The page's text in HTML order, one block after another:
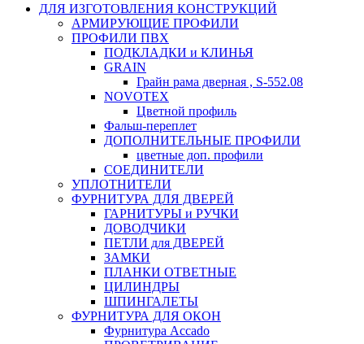
ДЛЯ ИЗГОТОВЛЕНИЯ КОНСТРУКЦИЙ
АРМИРУЮЩИЕ ПРОФИЛИ
ПРОФИЛИ ПВХ
ПОДКЛАДКИ и КЛИНЬЯ
GRAIN
Грайн рама дверная , S-552.08
NOVOTEX
Цветной профиль
Фальш-переплет
ДОПОЛНИТЕЛЬНЫЕ ПРОФИЛИ
цветные доп. профили
СОЕДИНИТЕЛИ
УПЛОТНИТЕЛИ
ФУРНИТУРА ДЛЯ ДВЕРЕЙ
ГАРНИТУРЫ и РУЧКИ
ДОВОДЧИКИ
ПЕТЛИ для ДВЕРЕЙ
ЗАМКИ
ПЛАНКИ ОТВЕТНЫЕ
ЦИЛИНДРЫ
ШПИНГАЛЕТЫ
ФУРНИТУРА ДЛЯ ОКОН
Фурнитура Accado